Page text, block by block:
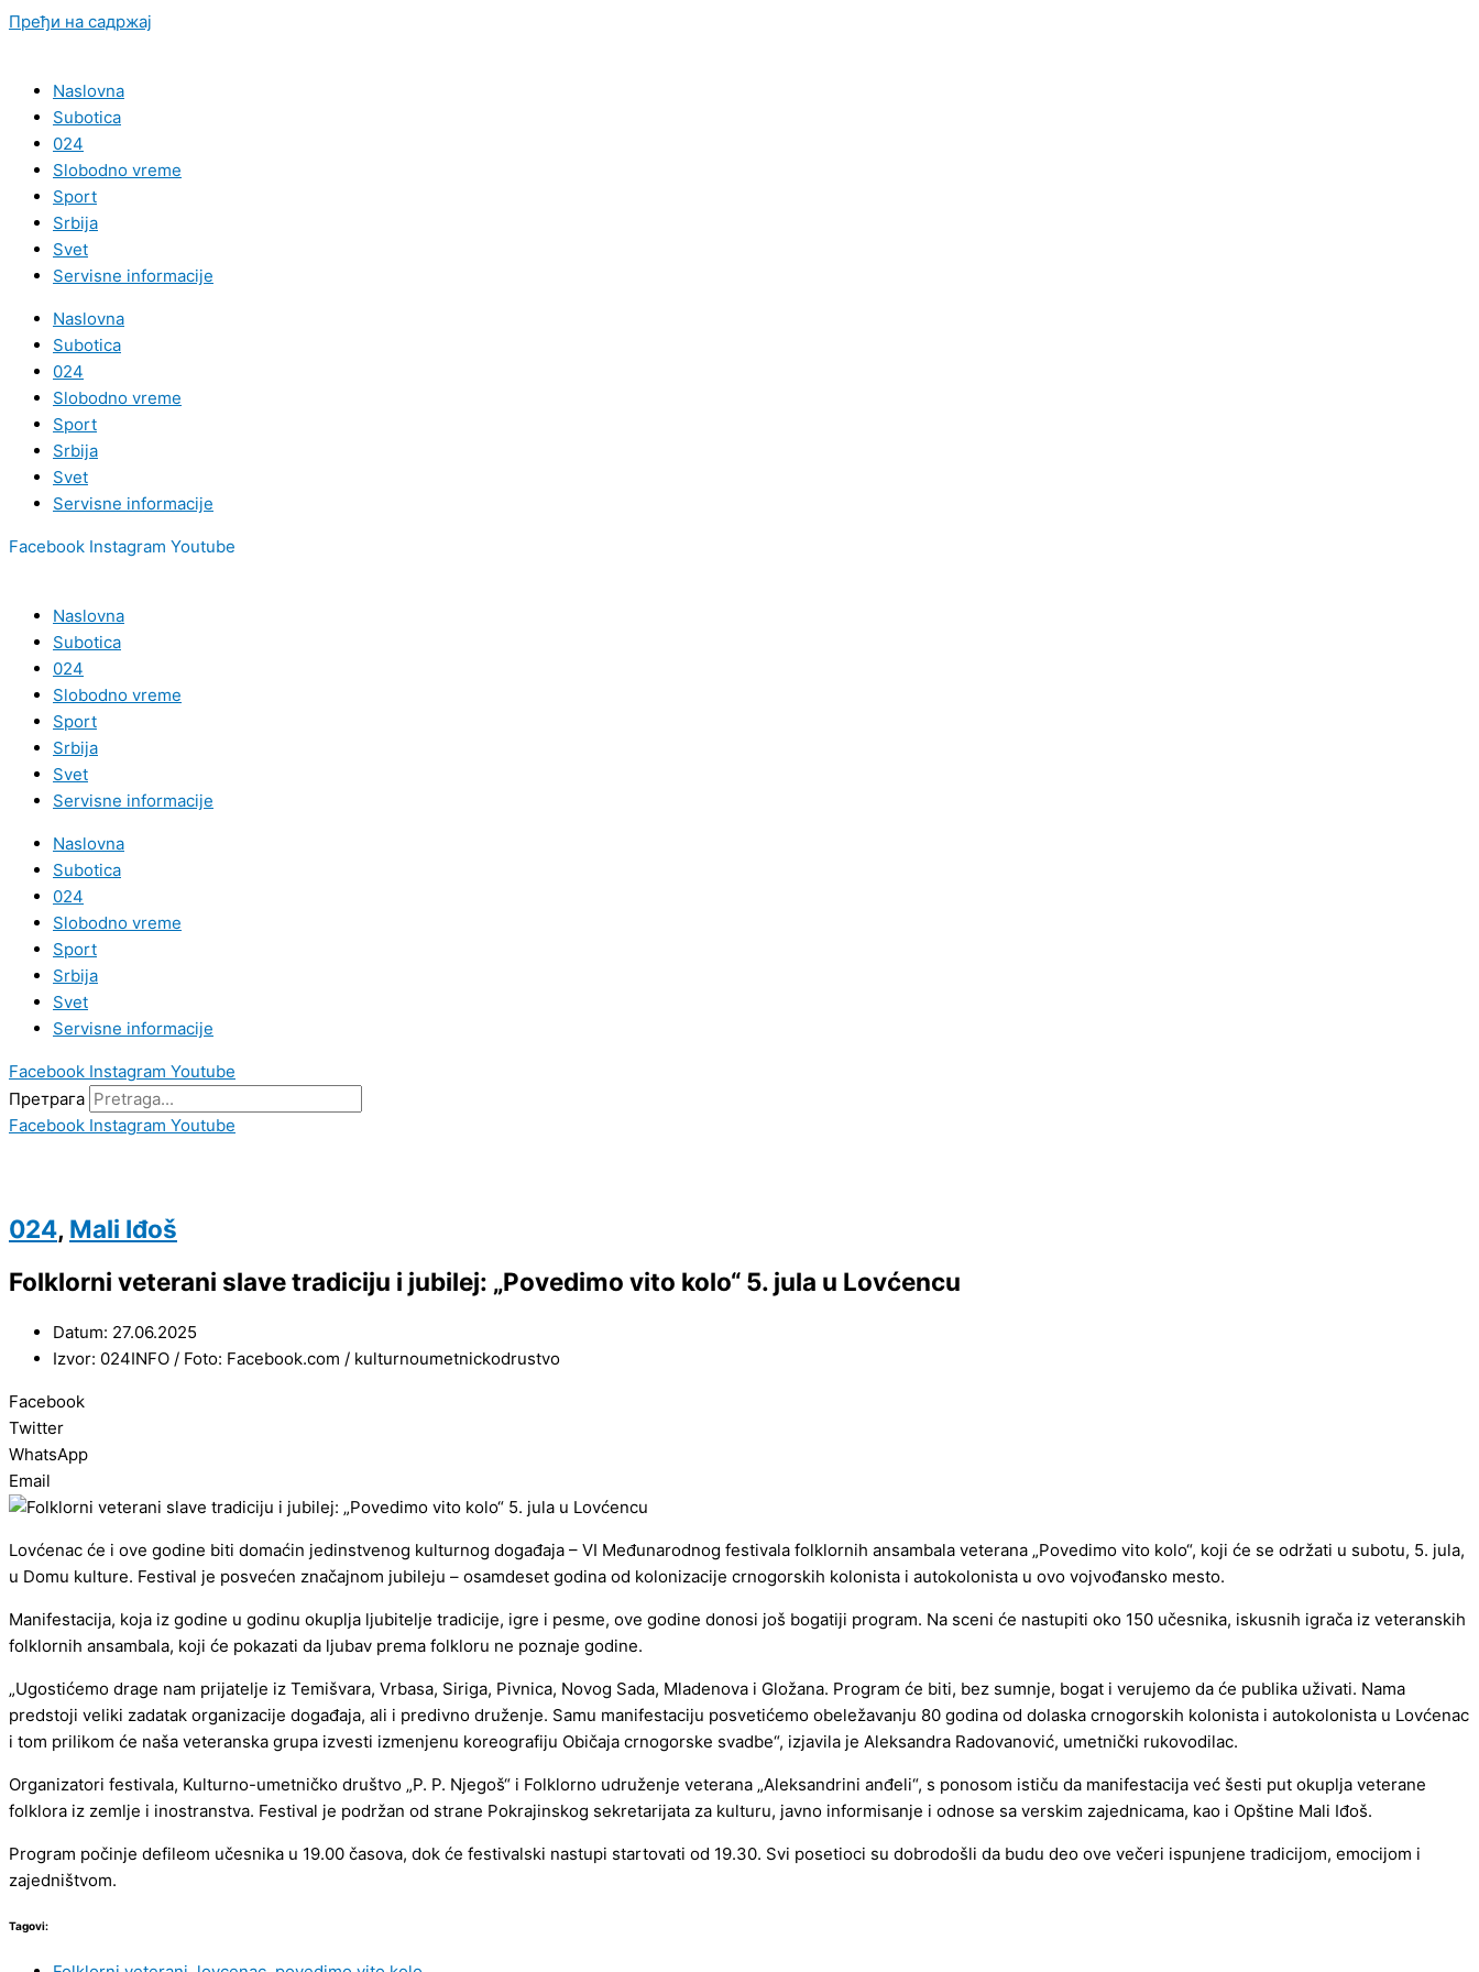
Пређи на садржај
Naslovna
Subotica
024
Slobodno vreme
Sport
Srbija
Svet
Servisne informacije
Naslovna
Subotica
024
Slobodno vreme
Sport
Srbija
Svet
Servisne informacije
Facebook Instagram Youtube
Naslovna
Subotica
024
Slobodno vreme
Sport
Srbija
Svet
Servisne informacije
Naslovna
Subotica
024
Slobodno vreme
Sport
Srbija
Svet
Servisne informacije
Facebook Instagram Youtube
Претрага
Facebook Instagram Youtube
024, Mali Iđoš
Folklorni veterani slave tradiciju i jubilej: „Povedimo vito kolo“ 5. jula u Lovćencu
Datum: 27.06.2025
Izvor: 024INFO / Foto: Facebook.com / kulturnoumetnickodrustvo
Facebook
Twitter
WhatsApp
Email
Lovćenac će i ove godine biti domaćin jedinstvenog kulturnog događaja – VI Međunarodnog festivala folklornih ansambala veterana „Povedimo vito kolo“, koji će se održati u subotu, 5. jula,
u Domu kulture. Festival je posvećen značajnom jubileju – osamdeset godina od kolonizacije crnogorskih kolonista i autokolonista u ovo vojvođansko mesto.
Manifestacija, koja iz godine u godinu okuplja ljubitelje tradicije, igre i pesme, ove godine donosi još bogatiji program. Na sceni će nastupiti oko 150 učesnika, iskusnih igrača iz veteranskih
folklornih ansambala, koji će pokazati da ljubav prema folkloru ne poznaje godine.
„Ugostićemo drage nam prijatelje iz Temišvara, Vrbasa, Siriga, Pivnica, Novog Sada, Mladenova i Gložana. Program će biti, bez sumnje, bogat i verujemo da će publika uživati. Nama
predstoji veliki zadatak organizacije događaja, ali i predivno druženje. Samu manifestaciju posvetićemo obeležavanju 80 godina od dolaska crnogorskih kolonista i autokolonista u Lovćenac
i tom prilikom će naša veteranska grupa izvesti izmenjenu koreografiju Običaja crnogorske svadbe“, izjavila je Aleksandra Radovanović, umetnički rukovodilac.
Organizatori festivala, Kulturno-umetničko društvo „P. P. Njegoš“ i Folklorno udruženje veterana „Aleksandrini anđeli“, s ponosom ističu da manifestacija već šesti put okuplja veterane
folklora iz zemlje i inostranstva. Festival je podržan od strane Pokrajinskog sekretarijata za kulturu, javno informisanje i odnose sa verskim zajednicama, kao i Opštine Mali Iđoš.
Program počinje defileom učesnika u 19.00 časova, dok će festivalski nastupi startovati od 19.30. Svi posetioci su dobrodošli da budu deo ove večeri ispunjene tradicijom, emocijom i
zajedništvom.
Tagovi: